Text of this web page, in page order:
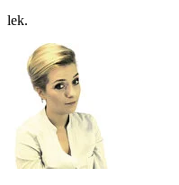
lek.